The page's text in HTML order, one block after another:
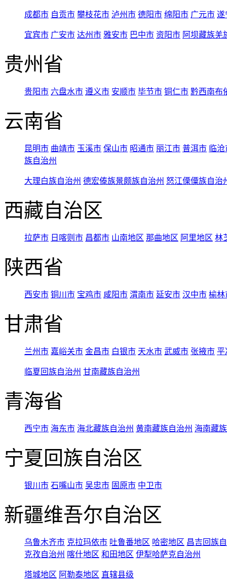
成都市 自贡市 攀枝花市 泸州市 德阳市 绵阳市 广元市 遂
宜宾市 广安市 达州市 雅安市 巴中市 资阳市 阿坝藏族羌
贵州省
贵阳市 六盘水市 遵义市 安顺市 毕节市 铜仁市 黔西南布
云南省
昆明市 曲靖市 玉溪市 保山市 昭通市 丽江市 普洱市 临
族自治州
大理白族自治州 德宏傣族景颇族自治州 怒江傈僳族自治
西藏自治区
拉萨市 日喀则市 昌都市 山南地区 那曲地区 阿里地区 林
陕西省
西安市 铜川市 宝鸡市 咸阳市 渭南市 延安市 汉中市 榆林
甘肃省
兰州市 嘉峪关市 金昌市 白银市 天水市 武威市 张掖市 平
临夏回族自治州 甘南藏族自治州
青海省
西宁市 海东市 海北藏族自治州 黄南藏族自治州 海南藏
宁夏回族自治区
银川市 石嘴山市 吴忠市 固原市 中卫市
新疆维吾尔自治区
乌鲁木齐市 克拉玛依市 吐鲁番地区 哈密地区 昌吉回族
克孜自治州 喀什地区 和田地区 伊犁哈萨克自治州
塔城地区 阿勒泰地区 直辖县级